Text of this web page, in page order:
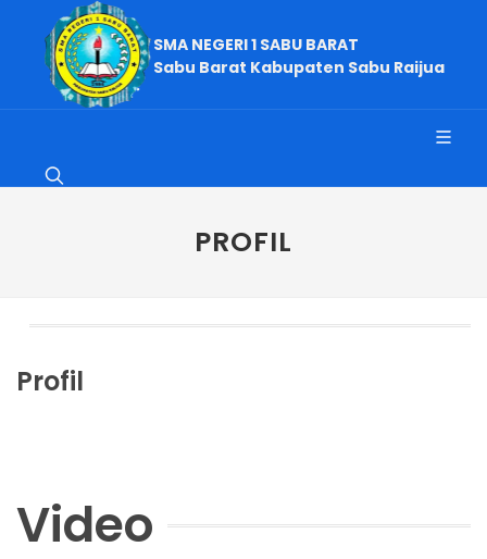
SMA NEGERI 1 SABU BARAT
Sabu Barat Kabupaten Sabu Raijua
PROFIL
Profil
Video